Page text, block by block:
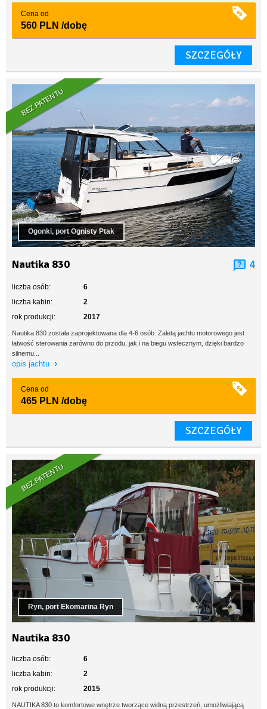
Cena od
560 PLN /dobę
SZCZEGÓŁY
BEZ PATENTU
Ogonki, port Ognisty Ptak
Nautika 830 4
liczba osób:
6
liczba kabin:
2
rok produkcji:
2017
Nautika 830 została zaprojektowana dla 4-6 osób. Zaletą jachtu motorowego jest
łatwość sterowania zarówno do przodu, jak i na biegu wstecznym, dzięki bardzo
silnemu...
opis jachtu
Cena od
465 PLN /dobę
SZCZEGÓŁY
BEZ PATENTU
Ryn, port Ekomarina Ryn
Nautika 830
liczba osób:
6
liczba kabin:
2
rok produkcji:
2015
NAUTIKA 830 to komfortowe wnętrze tworzące widną przestrzeń, umożliwiającą